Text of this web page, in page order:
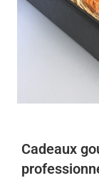
Cadeaux